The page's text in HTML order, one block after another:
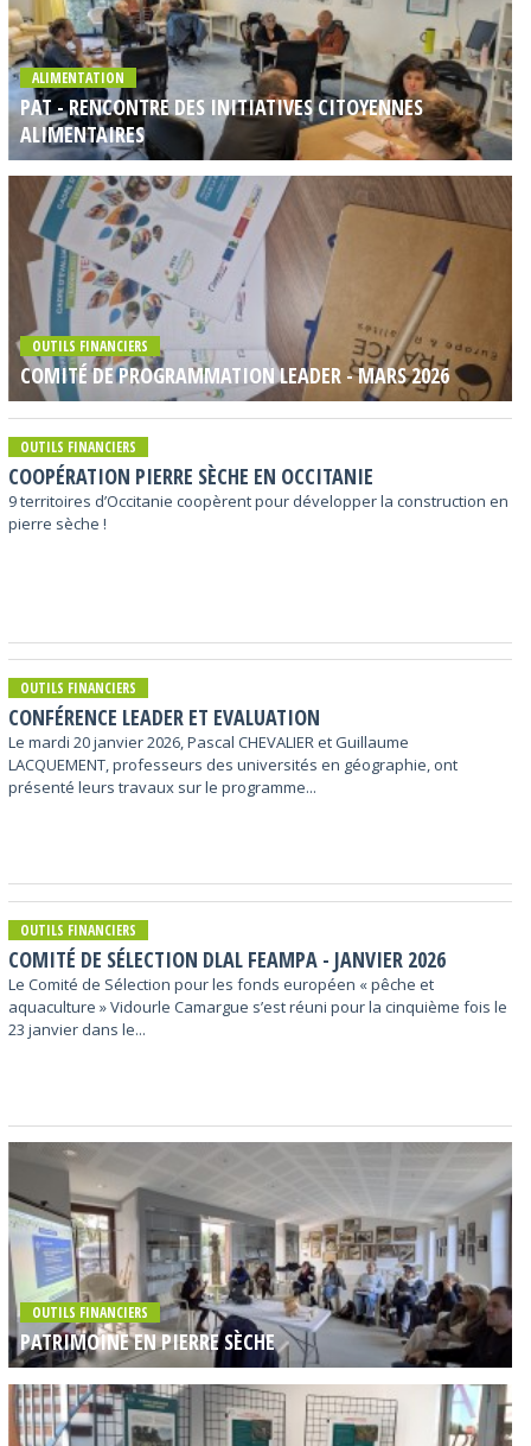
ALIMENTATION
PAT - RENCONTRE DES INITIATIVES CITOYENNES
ALIMENTAIRES
OUTILS FINANCIERS
COMITÉ DE PROGRAMMATION LEADER - MARS 2026
OUTILS FINANCIERS
COOPÉRATION PIERRE SÈCHE EN OCCITANIE
9 territoires d’Occitanie coopèrent pour développer la construction en
pierre sèche !
OUTILS FINANCIERS
CONFÉRENCE LEADER ET EVALUATION
Le mardi 20 janvier 2026, Pascal CHEVALIER et Guillaume
LACQUEMENT, professeurs des universités en géographie, ont
présenté leurs travaux sur le programme...
OUTILS FINANCIERS
COMITÉ DE SÉLECTION DLAL FEAMPA - JANVIER 2026
Le Comité de Sélection pour les fonds européen « pêche et
aquaculture » Vidourle Camargue s’est réuni pour la cinquième fois le
23 janvier dans le...
OUTILS FINANCIERS
PATRIMOINE EN PIERRE SÈCHE